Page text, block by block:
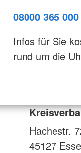
08000 365 000
Infos für Sie
rund um die
Hachestr.
45127